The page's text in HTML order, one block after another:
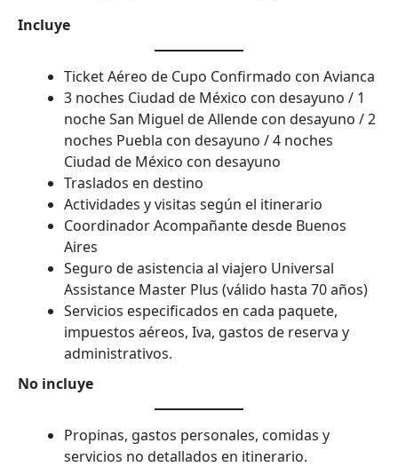
Incluye
Ticket Aéreo de Cupo Confirmado con Avianca
3 noches Ciudad de México con desayuno / 1
noche San Miguel de Allende con desayuno / 2
noches Puebla con desayuno / 4 noches
Ciudad de México con desayuno
Traslados en destino
Actividades y visitas según el itinerario
Coordinador Acompañante desde Buenos
Aires
Seguro de asistencia al viajero Universal
Assistance Master Plus (válido hasta 70 años)
Servicios especificados en cada paquete,
impuestos aéreos, Iva, gastos de reserva y
administrativos.
No incluye
Propinas, gastos personales, comidas y
servicios no detallados en itinerario.